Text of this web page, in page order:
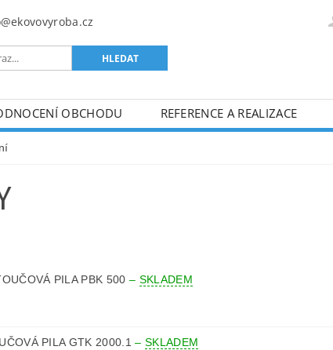
OBCHODU REFERENCE A REALIZACE
PILA PBK 500 – SKLADEM
PILA GTK 2000.1– SKLADEM